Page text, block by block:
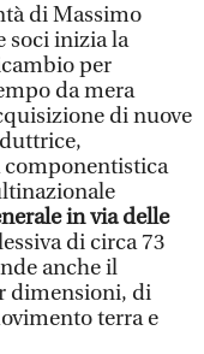
di Massimo
soci inizia la
per
da mera
di nuove
componentistica
in via delle
di circa 73
anche il
dimensioni, di
terra e